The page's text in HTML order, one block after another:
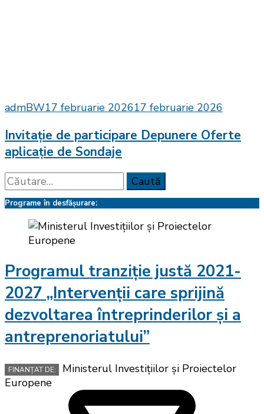
admBW17 februarie 202617 februarie 2026
Invitație de participare Depunere Oferte
aplicație de Sondaje
Caută
după:
Programe în desfășurare:
Programul tranziție justă 2021-
2027 „Intervenții care sprijină
dezvoltarea întreprinderilor și a
antreprenoriatului”
FINANȚAT DE:
Ministerul Investițiilor și Proiectelor
Europene